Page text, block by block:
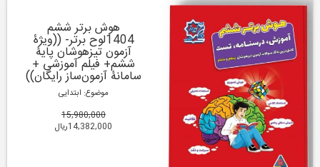
هوش برتر ششم
1404لوح برتر- ((ویژۀ
آزمون تیزهوشان پایۀ
ششم+ فیلم آموزشی +
سامانۀ آزمون‌ساز رایگان))
موضوع: ابتدایی
15,980,000
14,382,000ریال